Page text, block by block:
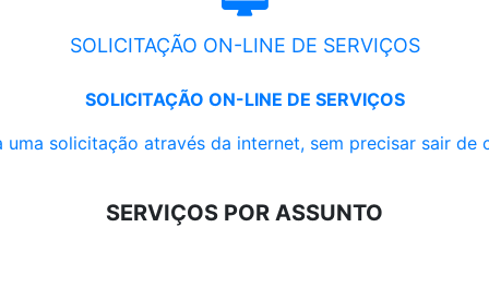
SOLICITAÇÃO ON-LINE DE SERVIÇOS
SOLICITAÇÃO ON-LINE DE SERVIÇOS
uma solicitação através da internet, sem precisar sair de
SERVIÇOS POR ASSUNTO